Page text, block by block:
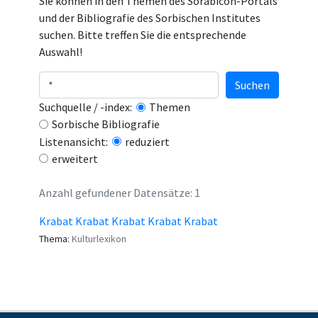
und der Bibliografie des Sorbischen Institutes
suchen. Bitte treffen Sie die entsprechende
Auswahl!
Suchquelle / -index:
Themen
Sorbische Bibliografie
Listenansicht:
reduziert
erweitert
Suchen
Anzahl gefundener Datensätze: 1
Krabat Krabat Krabat Krabat Krabat
Thema: Kulturlexikon